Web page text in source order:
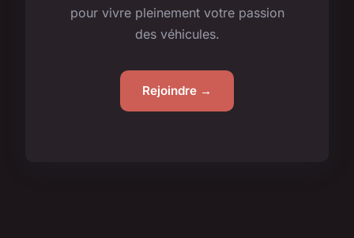
pour vivre pleinement votre passion
des véhicules.
Rejoindre →